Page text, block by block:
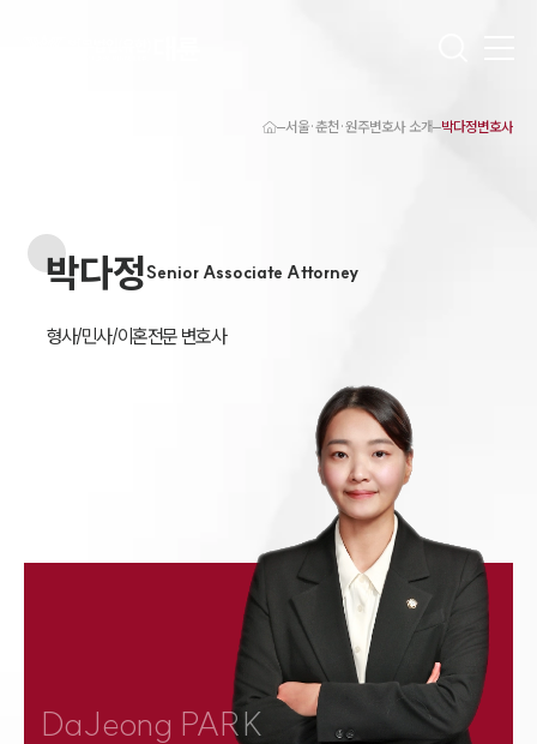
원주이혼전문변호사
원주학교폭력변호사
원주부동산변호사
원주변호사 업무분야
서울·춘천·원주변호사 소개 박다정변호사
Senior Associate Attorney
박다정
형사/민사/이혼전문 변호사
DaJeong PARK